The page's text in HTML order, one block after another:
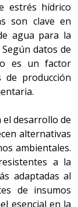
estrés hídrico
son clave en
agua para la
datos de
es un factor
de producción
el desarrollo de
alternativas
ambientales.
a la
adaptadas al
de insumos
esencial en la